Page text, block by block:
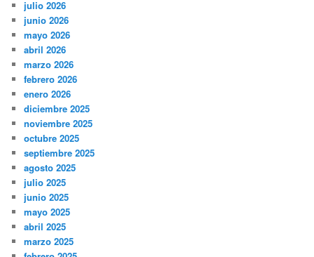
julio 2026
junio 2026
mayo 2026
abril 2026
marzo 2026
febrero 2026
enero 2026
diciembre 2025
noviembre 2025
octubre 2025
septiembre 2025
agosto 2025
julio 2025
junio 2025
mayo 2025
abril 2025
marzo 2025